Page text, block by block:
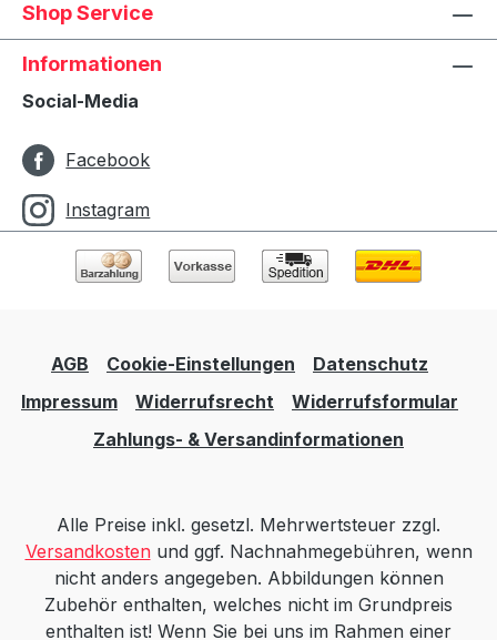
Shop Service
Informationen
Social-Media
Facebook
Instagram
AGB Cookie-Einstellungen
Datenschutz
Impressum
Widerrufsrecht
Widerrufsformular
Zahlungs- & Versandinformationen
Alle Preise inkl. gesetzl. Mehrwertsteuer zzgl.
Versandkostenund ggf. Nachnahmegebühren, wenn
nicht anders angegeben. Abbildungen können
Zubehör enthalten, welches nicht im Grundpreis
enthalten ist! Wenn Sie bei uns im Rahmen einer